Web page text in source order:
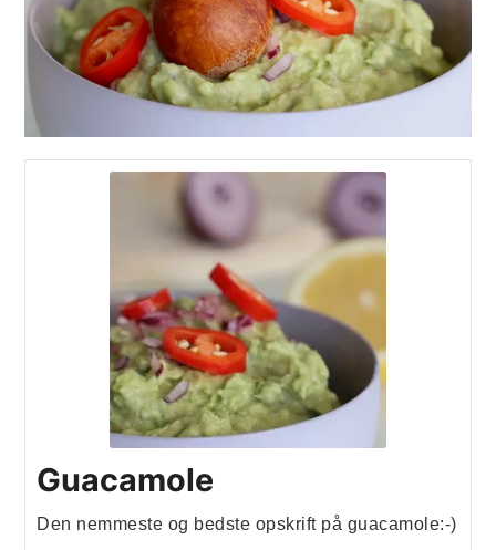
Guacamole
Den nemmeste og bedste opskrift på guacamole:-)